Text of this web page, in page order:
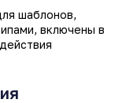
шаблонов,
включены в